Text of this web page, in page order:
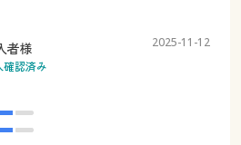
者様
確認済み
2025-11-12